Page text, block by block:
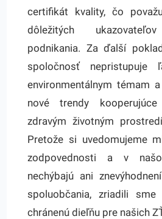
certifikát kvality, čo
dôležitých
podnikania. Za ďalší
spoločnosť nepristupuje
environmentálnym témam
nové trendy
zdravým životným
Pretože si uvedomujeme
zodpovednosti a v
nechýbajú ani
spoluobčania, zriadili
chránenú dieľňu pre našich